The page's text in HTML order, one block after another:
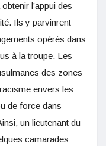
l’appui des
Ils y parvinrent
opérés dans
à la troupe. Les
des zones
envers les
de force dans
un lieutenant du
camarades